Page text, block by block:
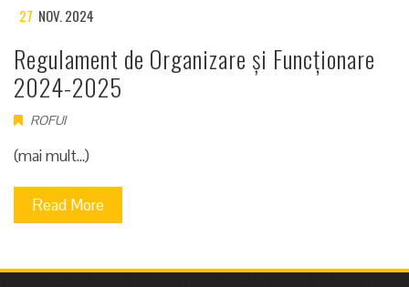
27 NOV. 2024
Regulament de Organizare și Funcționare
2024-2025
ROFUI
(mai mult…)
Read More